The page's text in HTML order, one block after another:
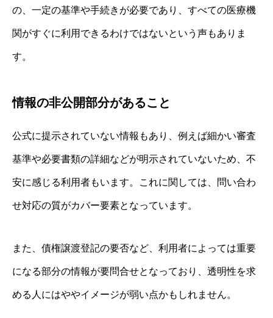
の、一定の基準や手続きが必要であり、すべての医療機
関がすぐに利用できるわけではないという声もありま
す。
情報の非公開部分があること
公式に提示されていない情報もあり、例えば細かい審査
基準や必要書類の詳細などが明示されていないため、不
安に感じる利用者もいます。これに関しては、問い合わ
せ対応の質がカバー要素となっています。
また、債権譲渡登記の要否など、利用者によっては重要
になる部分の情報が要問合せとなっており、透明性を求
める人にはややイメージが弱い点かもしれません。